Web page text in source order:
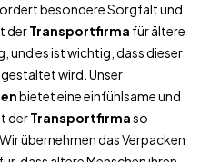
besondere Sorgfalt und
derTransportfirma für ältere
und es ist wichtig, dass dieser
wird. Unser
bietet eine einfühlsame und
derTransportfirmaso
übernehmen das Verpacken